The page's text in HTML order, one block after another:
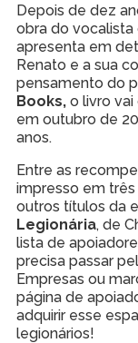
Depois de dez
obra do vocalista
apresenta em
Renato e a sua
pensamento do
Books,o livro vai
em outubro de
anos.
Entre as
impresso em
outros títulos da
Legionária, de
lista de
precisa passar
Empresas ou
página de
adquirir esse
legionários!